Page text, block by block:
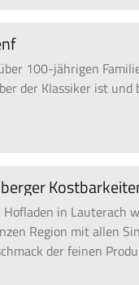
100-jährigen
der Klassiker ist und
in Lauterach
Region mit allen
der feinen